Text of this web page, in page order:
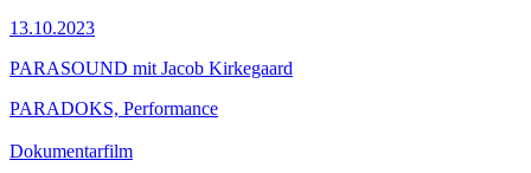
13.10.2023
PARASOUND mit Jacob Kirkegaard
PARADOKS, Performance
Dokumentarfilm